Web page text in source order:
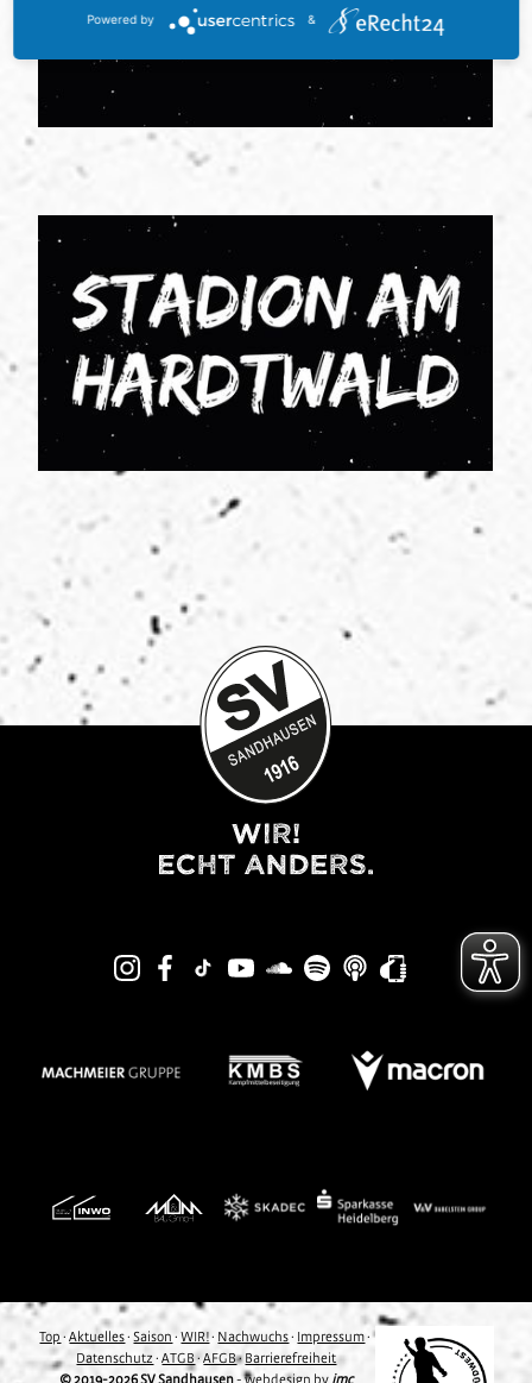
Top ·Aktuelles· Saison·WIR!· Nachwuchs· Impressum·
Datenschutz ·ATGB·AFGB· Barrierefreiheit
© 2019-2026 SV Sandhausen-webdesign by imc
Powered by &